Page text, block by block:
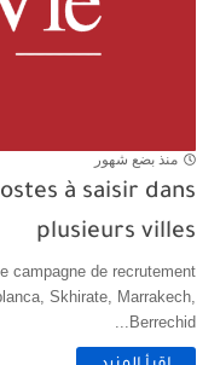
منذ بضع شهور
à saisir dans
plusieurs villes
campagne de recrutement
Skhirate, Marrakech,
Berrechid...